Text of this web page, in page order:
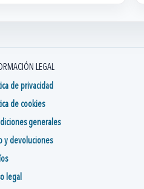
LEGAL
de privacidad
de cookies
generales
y devoluciones
legal